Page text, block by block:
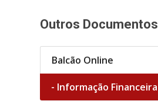
Outros Documentos
Balcão Online
- Informação Financeira